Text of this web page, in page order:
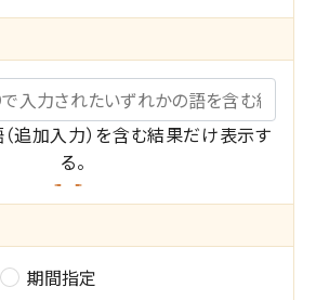
（追加入力）を含む結果だけ表示す
る。
期間指定